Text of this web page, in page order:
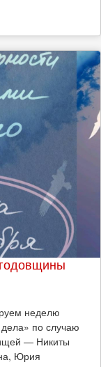
неделю
по случаю
— Никиты
Юрия